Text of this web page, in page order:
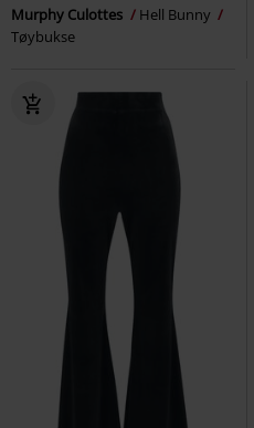
Murphy Culottes
Hell Bunny
Tøybukse